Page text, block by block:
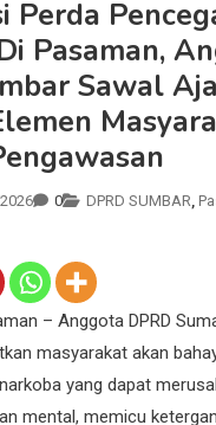
Perda
Pasaman,
Sawal
0 DPRD SUMBAR
– Anggota DPRD
masyarakat akan
yang dapat
mental, memicu